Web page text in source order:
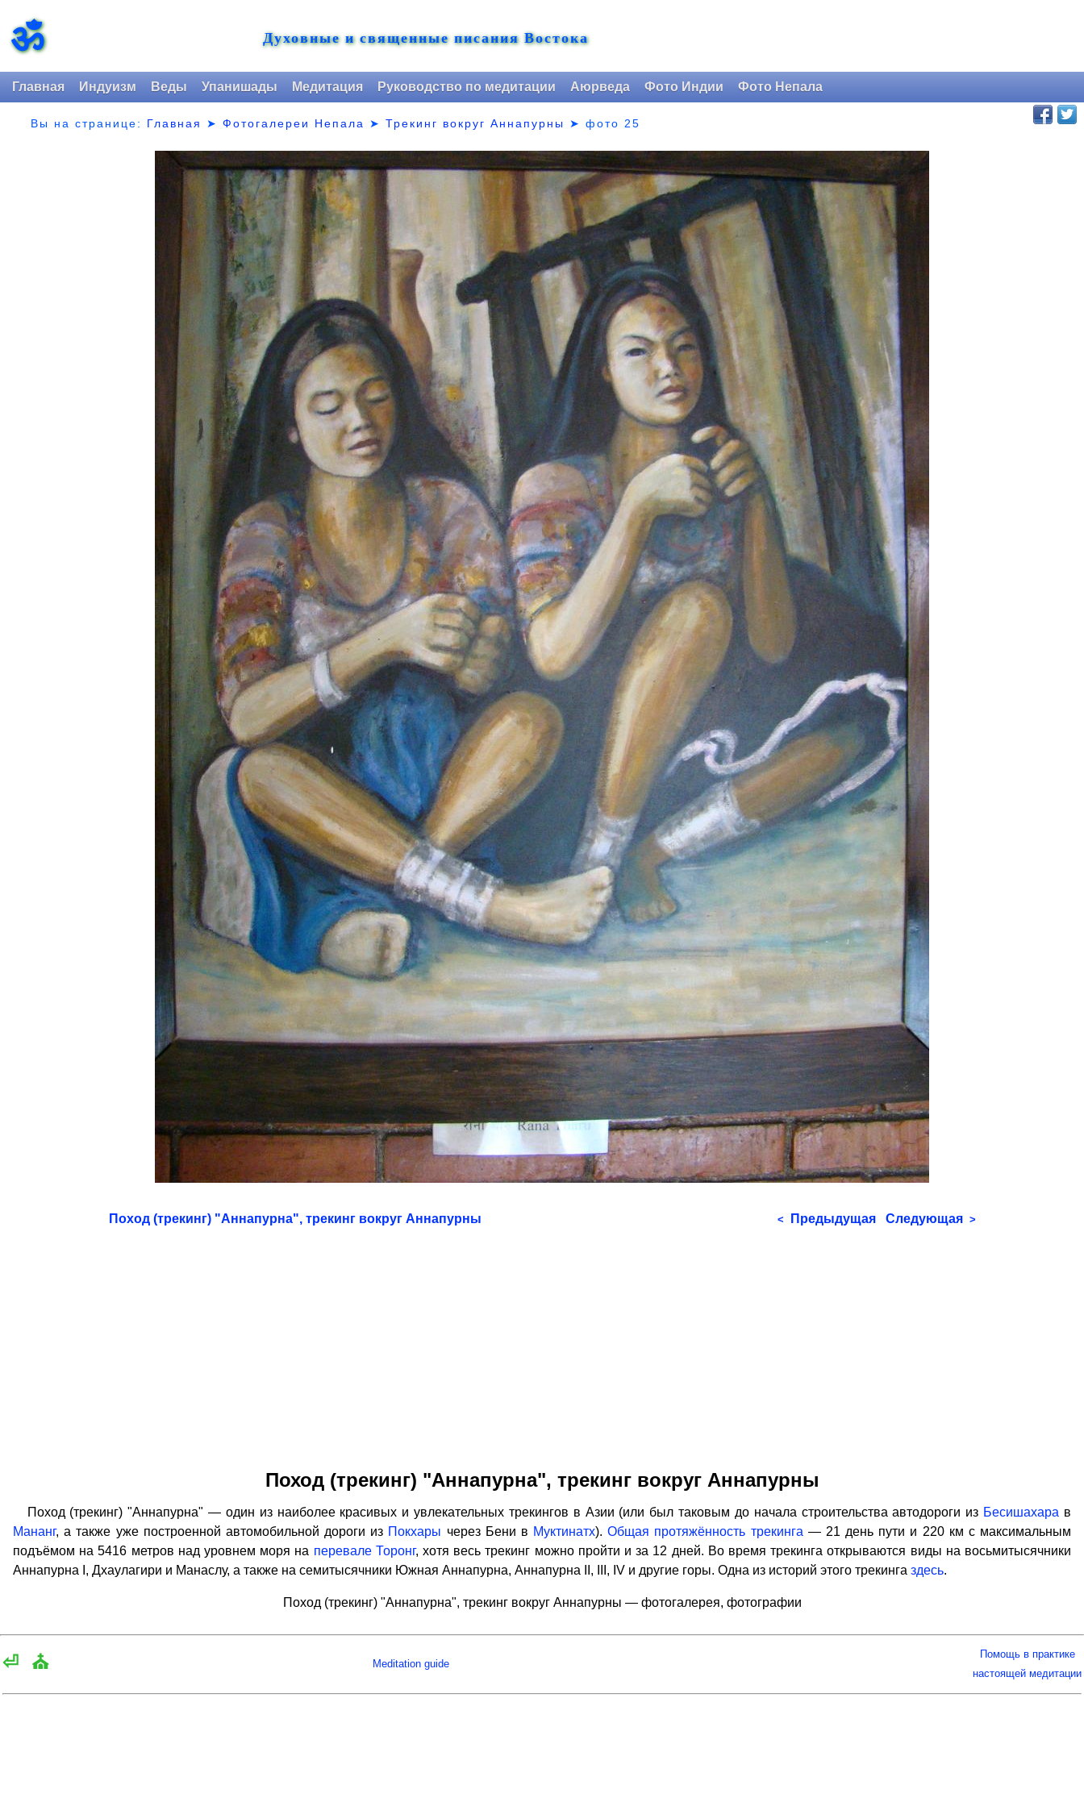
ॐ Духовные и священные писания Востока
Главная Индуизм Веды Упанишады Медитация Руководство по медитации Аюрведа Фото Индии Фото Непала
Вы на странице: Главная ➤Фотогалереи Непала ➤Трекинг вокруг Аннапурны ➤фото 25
Поход (трекинг) "Аннапурна", трекинг вокруг Аннапурны < Предыдущая Следующая >
Поход (трекинг) "Аннапурна", трекинг вокруг Аннапурны
Поход (трекинг) "Аннапурна" — один из наиболее красивых и увлекательных трекингов в Азии (или был таковым до начала строительства автодороги из Бесишахара в
Мананг, а также уже построенной автомобильной дороги из Покхары через Бени в Муктинатх).Общая протяжённость трекинга — 21 день пути и 220 км с максимальным
подъёмом на 5416 метров над уровнем моря на перевале Торонг, хотя весь трекинг можно пройти и за 12 дней. Во время трекинга открываются виды на восьмитысячники
Аннапурна I, Дхаулагири и Манаслу, а также на семитысячники Южная Аннапурна, Аннапурна II, III, IV и другие горы. Одна из историй этого трекинга здесь.
Поход (трекинг) "Аннапурна", трекинг вокруг Аннапурны — фотогалерея, фотографии
⏎ ⛪ Meditation guide
Помощь в практике
настоящей медитации